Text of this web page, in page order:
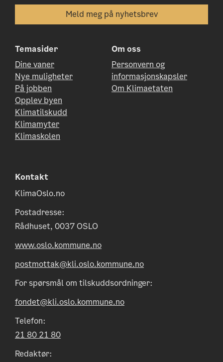
Temasider
Dine vaner
Nye muligheter
På jobben
Opplev byen
Klimatilskudd
Klimamyter
Klimaskolen
Om oss
Personvern og
informasjonskapsler
Om Klimaetaten
Kontakt
KlimaOslo.no
Postadresse:
Rådhuset, 0037 OSLO
www.oslo.kommune.no
postmottak@kli.oslo.kommune.no
For spørsmål om tilskuddsordninger:
fondet@kli.oslo.kommune.no
Telefon:
21 80 21 80
Redaktør: